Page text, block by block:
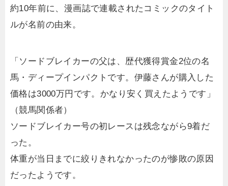
約10年前に、漫画誌で連載されたコミックのタイト
ルが名前の由来。
「ソードブレイカーの父は、歴代獲得賞金2位の名
馬・ディープインパクトです。伊藤さんが購入した
価格は3000万円です。かなり安く買えたようです」
（競馬関係者）
ソードブレイカー号の初レースは残念ながら9着だ
った。
体重が当日までに絞りきれなかったのが惨敗の原因
だったようです。